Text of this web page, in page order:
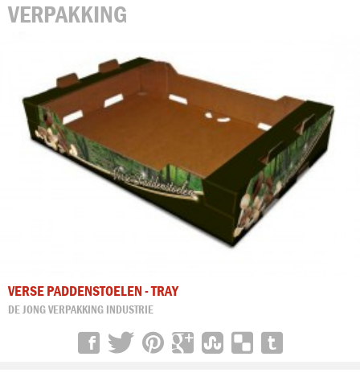
VERPAKKING
VERSE PADDENSTOELEN - TRAY
DE JONG VERPAKKING INDUSTRIE